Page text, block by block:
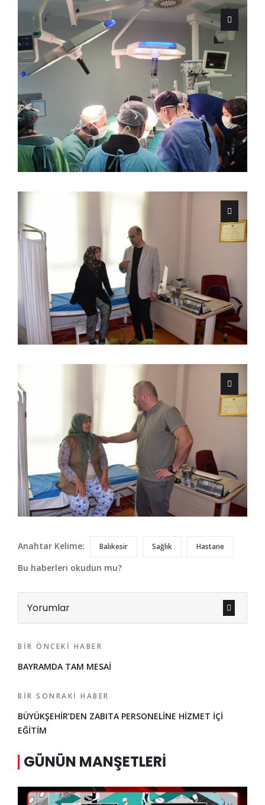
Anahtar Kelime: Balıkesir Sağlık Hastane
Bu haberleri okudun mu?
Yorumlar
BIR ÖNCEKI HABER
BAYRAMDA TAM MESAİ
BIR SONRAKI HABER
BÜYÜKŞEHİR’DEN ZABITA PERSONELİNE HİZMET İÇİ
EĞİTİM
GÜNÜN MANŞETLERI